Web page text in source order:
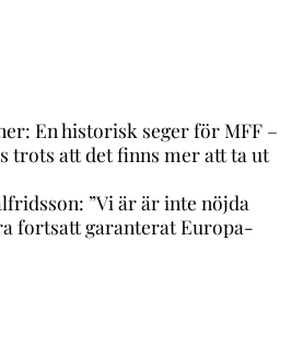
En historisk seger för MFF –
trots att det finns mer att ta ut
”Vi är är inte nöjda
fortsatt garanterat Europa-